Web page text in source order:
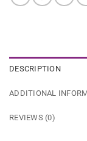
DESCRIPTION
ADDITIONAL
REVIEWS (0)